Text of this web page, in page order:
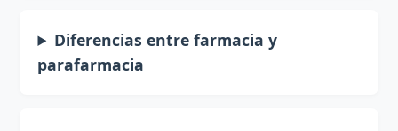
Diferencias entre farmacia y
parafarmacia